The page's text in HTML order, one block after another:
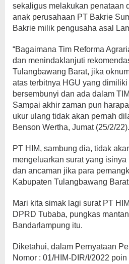
sekaligus melakukan penataan
anak perusahaan PT Bakrie
Bakrie milik pengusaha asal
“Bagaimana Tim Reforma
dan menindaklanjuti
Tulangbawang Barat, jika
atas terbitnya HGU yang
bersembunyi dan ada dalam
Sampai akhir zaman pun
ukur ulang tidak akan pernah
Benson Wertha, Jumat (25/2/22).
PT HIM, sambung dia, tidak
mengeluarkan surat yang
dan ancaman jika para
Kabupaten Tulangbawang
Mari kita simak lagi surat PT
DPRD Tubaba, pungkas
Bandarlampung itu.
Diketahui, dalam Pernyataan
Nomor : 01/HIM-DIR/I/2022